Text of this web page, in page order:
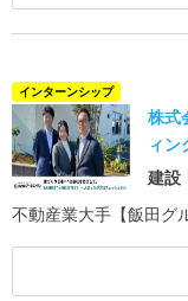
インターンシップ
株式
ィン
建設
不動産業大手【飯田グ